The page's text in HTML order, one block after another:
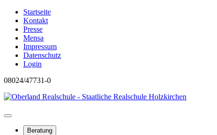
Startseite
Kontakt
Presse
Mensa
Impressum
Datenschutz
Login
08024/47731-0
Beratung